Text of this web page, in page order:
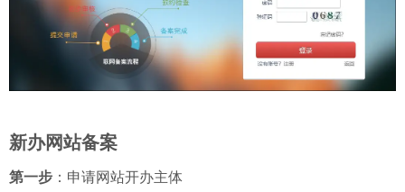
新办网站备案
第一步 ：申请网站开办主体